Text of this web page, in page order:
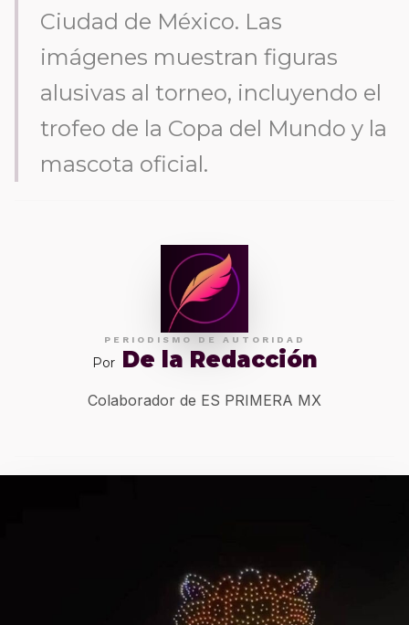
Ciudad de México. Las
imágenes muestran figuras
alusivas al torneo, incluyendo el
trofeo de la Copa del Mundo y la
mascota oficial.
PERIODISMO DE AUTORIDAD
Por De la Redacción
Colaborador de ES PRIMERA MX